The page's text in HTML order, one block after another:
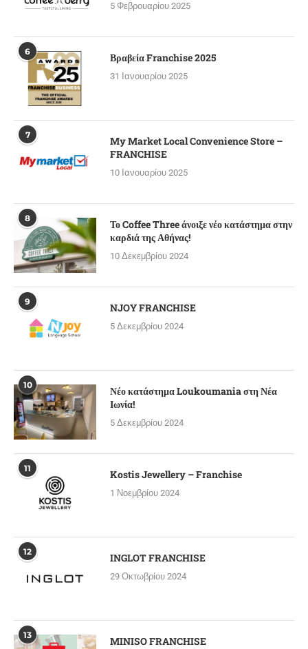
5 Φεβρουαρίου 2025
6 Βραβεία Franchise 2025
31 Ιανουαρίου 2025
7
My Market Local Convenience Store –
FRANCHISE
10 Ιανουαρίου 2025
8
Το Coffee Three άνοιξε νέο κατάστημα στην
καρδιά της Αθήνας!
10 Δεκεμβρίου 2024
9 NJOY FRANCHISE
5 Δεκεμβρίου 2024
10
Νέο κατάστημα Loukoumania στη Νέα
Ιωνία!
5 Δεκεμβρίου 2024
11 Kostis Jewellery – Franchise
1 Νοεμβρίου 2024
12 INGLOT FRANCHISE
29 Οκτωβρίου 2024
13 MINISO FRANCHISE